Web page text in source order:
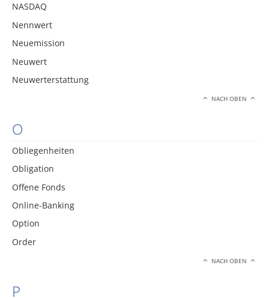
NASDAQ
Nennwert
Neuemission
Neuwert
Neuwerterstattung
NACH OBEN
O
Obliegenheiten
Obligation
Offene Fonds
Online-Banking
Option
Order
NACH OBEN
P